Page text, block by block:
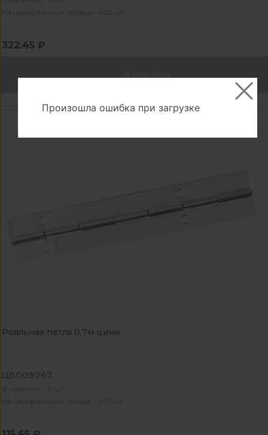
На центральном складе - 405 шт
322.45 ₽
Рояльная петля 0,7м цинк
ЦБ009767
В наличии - 9 шт
На центральном складе - 223 шт
Произошла ошибка при загрузке